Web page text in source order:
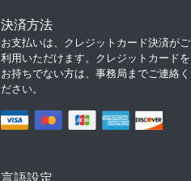
決済方法
お支払いは、クレジットカード決済がご
利用いただけます。クレジットカードを
お持ちでない方は、事務局までご連絡く
ださい。
言語設定